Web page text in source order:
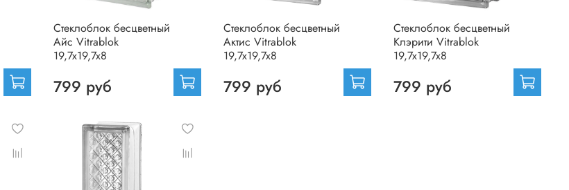
Стеклоблок бесцветный
Айс Vitrablok
19,7x19,7x8
799 руб
Стеклоблок бесцветный
Актис Vitrablok
19,7x19,7x8
799 руб
Стеклоблок бесцветный
Клэрити Vitrablok
19,7x19,7x8
799 руб